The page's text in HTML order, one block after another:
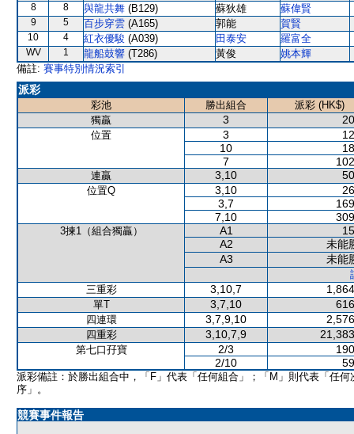
8 8 與龍共舞 (B129) 蘇狄雄 蘇偉賢
9 5 百步穿雲 (A165) 郭能 賀賢
10 4 紅衣優駿 (A039) 田泰安 羅富全
WV 1 龍船鼓響 (T286) 黃俊
姚本輝
備註: 賽事特別情況索引
派彩
彩池 勝出組合
派彩 (HK$)
獨贏
3
位置 3
10
7
連贏 3,10
位置Q 3,10
3,7
7,10
3揀1（組合獨贏） A1
A2
未能
A3
未能
三重彩
3,10,7
單T 3,7,10
四連環 3,7,9,10
四重彩 3,10,7,9
第七口孖寶 2/3
2/10
派彩備註：於勝出組合中，「F」代表「任何組合」；「M」則代表「任何
序」。
競賽事件報告